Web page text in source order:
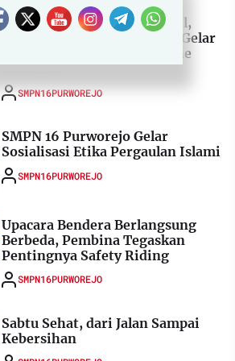
Inovasi Pemanfaatan Digital,
SMPN 16 Purworejo Sukses Gelar
Pemilihan Ketua OSIS Online
Pertama
SMPN16PURWOREJO
SMPN 16 Purworejo Gelar
Sosialisasi Etika Pergaulan Islami
SMPN16PURWOREJO
Upacara Bendera Berlangsung
Berbeda, Pembina Tegaskan
Pentingnya Safety Riding
SMPN16PURWOREJO
Sabtu Sehat, dari Jalan Sampai
Kebersihan